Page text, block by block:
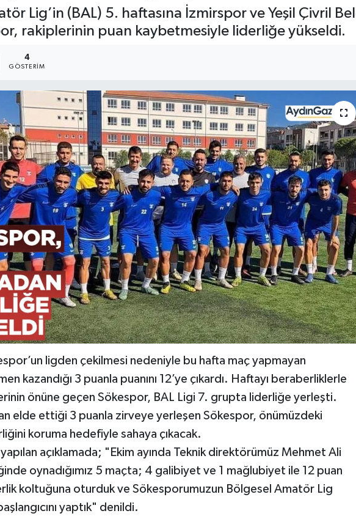
Lig’in (BAL) 5. haftasına İzmirspor ve Yeşil Çivril
rakiplerinin puan kaybetmesiyle liderliğe yükseldi.
4
GÖSTERIM
ligden çekilmesi nedeniyle bu hafta maç yapmayan
kazandığı 3 puanla puanını 12’ye çıkardı. Haftayı beraberliklerle
önüne geçen Sökespor, BAL Ligi 7. grupta liderliğe yerleşti.
elde ettiği 3 puanla zirveye yerleşen Sökespor, önümüzdeki
koruma hedefiyle sahaya çıkacak.
açıklamada; "Ekim ayında Teknik direktörümüz Mehmet Ali
oynadığımız 5 maçta; 4 galibiyet ve 1 mağlubiyet ile 12 puan
koltuğuna oturduk ve Sökesporumuzun Bölgesel Amatör Lig
yaptık" denildi.